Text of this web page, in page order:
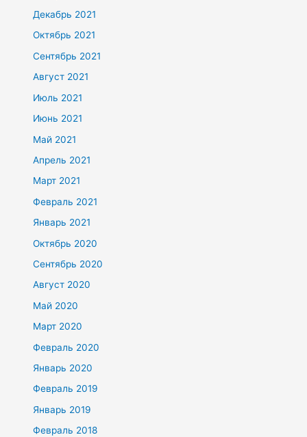
Декабрь 2021
Октябрь 2021
Сентябрь 2021
Август 2021
Июль 2021
Июнь 2021
Май 2021
Апрель 2021
Март 2021
Февраль 2021
Январь 2021
Октябрь 2020
Сентябрь 2020
Август 2020
Май 2020
Март 2020
Февраль 2020
Январь 2020
Февраль 2019
Январь 2019
Февраль 2018